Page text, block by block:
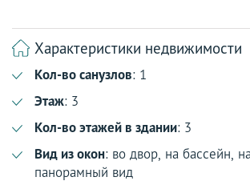
Характеристики недвижимости
Кол-во санузлов: 1
Этаж: 3
Кол-во этажей в здании: 3
Вид из окон: во двор, на бассейн,
панорамный вид